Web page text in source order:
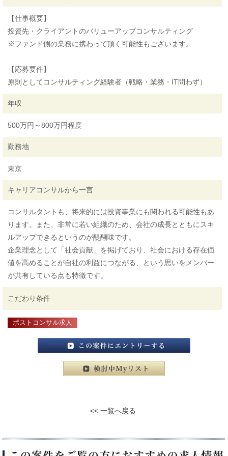
【仕事概要】
投資先・クライアントのバリューアップコンサルティング
※ファンド側の業務に携わって頂く可能性もございます。
【応募要件】
原則としてコンサルティング経験者（戦略・業務・IT問わず）
年収
500万円～800万円程度
勤務地
東京
キャリアコンサルから一言
コンサルタントも、将来的には投資事業にも関われる可能性もあ
ります。また、非常に若い組織のため、会社の成長とともにスキ
ルアップできるというのが醍醐味です。
企業理念として「社会貢献」を掲げており、社会における存在価
値を高めることが自社の利益につながる、という思いをメンバー
が共有している点も特徴です。
こだわり条件
ポストコンサル求人
この案件にエントリーする
検討中マイリスト
<< 一覧へ戻る